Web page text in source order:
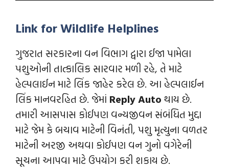
Link for Wildlife Helplines
ગુજરાત સરકારના વન વિભાગ દ્વારા ઈજા પામેલા
પશુઓની તાત્કાલિક સારવાર મળી રહે, તે માટે
હેલ્પલાઈન માટે લિંક જાહેર કરેલ છે. આ હેલ્પલાઈન
લિંક માનવરહિત છે. જેમાં Reply Auto થાય છે.
તમારી આસપાસ કોઈપણ વન્યજીવન સંબંધિત મુદ્દા
માટે જેમ કે બચાવ માટેની વિનંતી, પશુ મૃત્યુના વળતર
માટેની અરજી અથવા કોઈપણ વન ગુનો વગેરેની
સૂચના આપવા માટે ઉપયોગ કરી શકાય છે.